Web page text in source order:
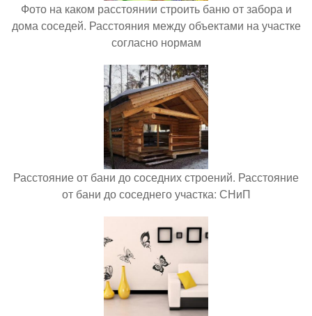
Фото на каком расстоянии строить баню от забора и
дома соседей. Расстояния между объектами на участке
согласно нормам
Расстояние от бани до соседних строений. Расстояние
от бани до соседнего участка: СНиП